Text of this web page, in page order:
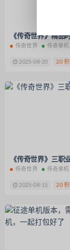
传奇世界 传奇单机
2025-08-20 20
《传奇世界》三职
传奇世界 传奇单机
2025-08-15 20